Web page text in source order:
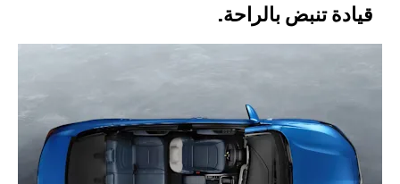
قيادة تنبض بالراحة.